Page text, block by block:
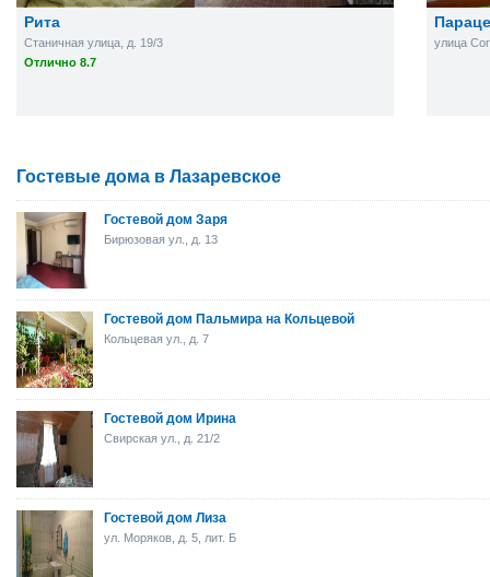
Рита
Станичная улица, д. 19/3
Отлично 8.7
улица
Гостевые дома в Лазаревское
Гостевой дом Заря
Бирюзовая ул., д. 13
Гостевой дом Пальмира на Кольцевой
Кольцевая ул., д. 7
Гостевой дом Ирина
Свирская ул., д. 21/2
Гостевой дом Лиза
ул. Моряков, д. 5, лит. Б